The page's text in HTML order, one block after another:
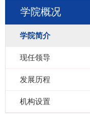
学院概况
学院简介
现任领导
发展历程
机构设置